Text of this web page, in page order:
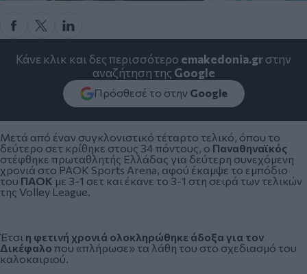
Κάνε κλικ και δες περισσότερο emakedonia.grστην
αναζήτηση της Google
Πρόσθεσέ το στην Google
Μετά από έναν συγκλονιστικό τέταρτο τελικό, όπου το
δεύτερο σετ κρίθηκε στους 34 πόντους, ο Παναθηναϊκός
στέφθηκε πρωταθλητής Ελλάδας για δεύτερη συνεχόμενη
χρονιά στο PAOK Sports Arena, αφού έκαμψε το εμπόδιο
του ΠΑΟΚ με 3-1 σετ και έκανε το 3-1 στη σειρά των τελικών
της Volley League.
Έτσι η φετινή χρονιά ολοκληρώθηκε άδοξα για τον
Δικέφαλο που «πλήρωσε» τα λάθη του στο σχεδιασμό του
καλοκαιριού.